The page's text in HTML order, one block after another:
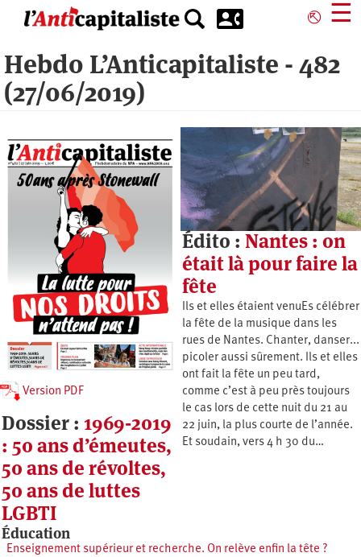
principal
⎋ ☰
Hebdo L’Anticapitaliste - 482
(27/06/2019)
Édito : Nantes : on
était là pour faire la
fête
Ils et elles étaient venuEs célébrer
la fête de la musique dans les
rues de Nantes. Chanter, danser...
picoler aussi sûrement. Ils et elles
ont fait la fête un peu tard,
comme c’est à peu près toujours
le cas lors de cette nuit du 21 au
22 juin, la plus courte de l’année.
Et soudain, vers 4 h 30 du…
Version PDF
Dossier : 1969-2019
: 50 ans d’émeutes,
50 ans de révoltes,
50 ans de luttes
LGBTI
Éducation
Enseignement supérieur et recherche. On relève enfin la tête ?